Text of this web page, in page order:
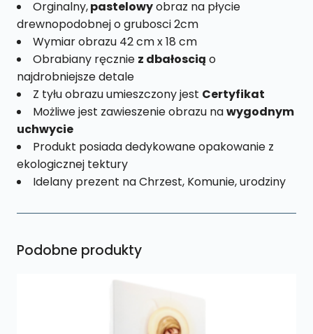
Orginalny,pastelowyobraz na płycie
drewnopodobnej o grubosci 2cm
Wymiar obrazu 42 cm x 18 cm
Obrabiany ręcznie z dbałoscią o
najdrobniejsze detale
Z tyłu obrazu umieszczony jest Certyfikat
Możliwe jest zawieszenie obrazu nawygodnym
uchwycie
Produkt posiada dedykowane opakowanie z
ekologicznej tektury
Idelany prezent na Chrzest, Komunie, urodziny
Podobne produkty